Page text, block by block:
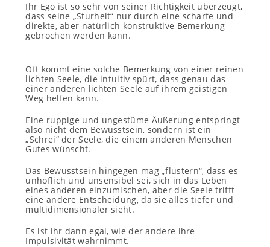
Ihr Ego ist so sehr von seiner Richtigkeit überzeugt,
dass seine „Sturheit“ nur durch eine scharfe und
direkte, aber natürlich konstruktive Bemerkung
gebrochen werden kann.
Oft kommt eine solche Bemerkung von einer reinen
lichten Seele, die intuitiv spürt, dass genau das
einer anderen lichten Seele auf ihrem geistigen
Weg helfen kann.
Eine ruppige und ungestüme Äußerung entspringt
also nicht dem Bewusstsein, sondern ist ein
„Schrei“ der Seele, die einem anderen Menschen
Gutes wünscht.
Das Bewusstsein hingegen mag „flüstern“, dass es
unhöflich und unsensibel sei, sich in das Leben
eines anderen einzumischen, aber die Seele trifft
eine andere Entscheidung, da sie alles tiefer und
multidimensionaler sieht.
Es ist ihr dann egal, wie der andere ihre
Impulsivität wahrnimmt.